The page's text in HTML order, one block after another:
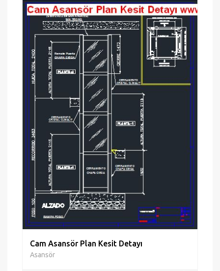
Cam Asansör Plan Kesit Detayı
Asansör